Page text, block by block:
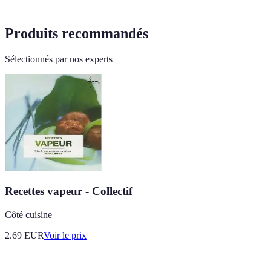
Produits recommandés
Sélectionnés par nos experts
Recettes vapeur - Collectif
Côté cuisine
2.69 EURVoir le prix